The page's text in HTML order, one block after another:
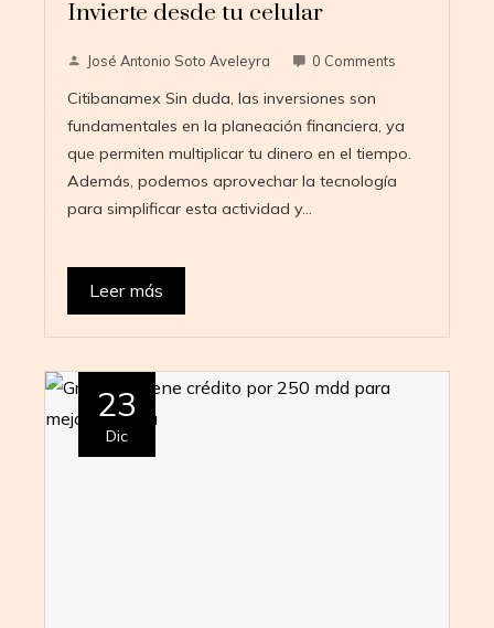
Invierte desde tu celular
José Antonio Soto Aveleyra 0 Comments
Citibanamex Sin duda, las inversiones son
fundamentales en la planeación financiera, ya
que permiten multiplicar tu dinero en el tiempo.
Además, podemos aprovechar la tecnología
para simplificar esta actividad y…
Leer más
23
Dic